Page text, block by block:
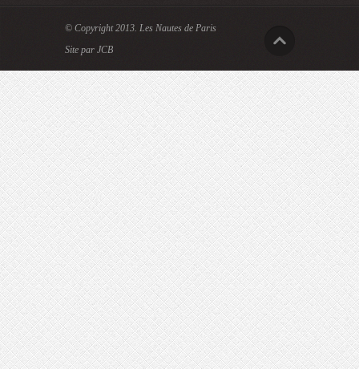
© Copyright 2013. Les Nautes de Paris
Site par JCB